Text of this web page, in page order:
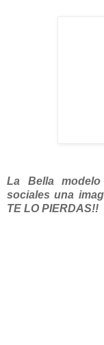
La Bella
sociales una
TE LO PIERDAS!!